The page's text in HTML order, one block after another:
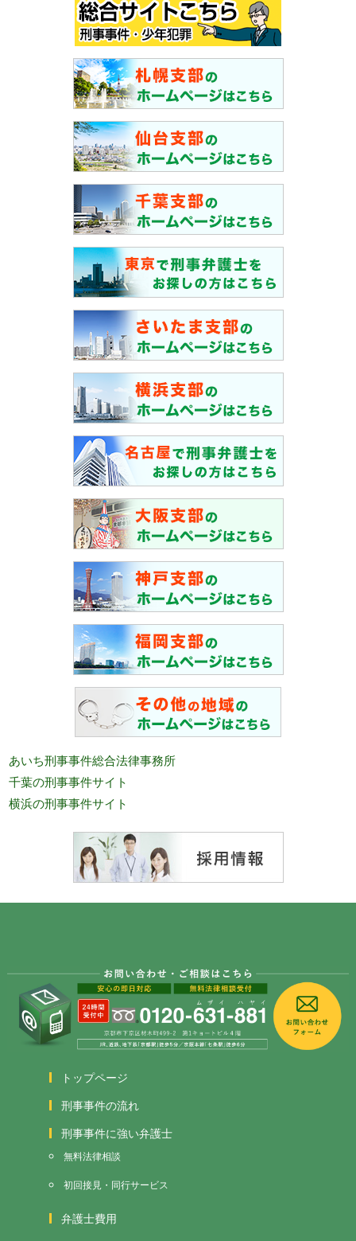
あいち刑事事件総合法律事務所
千葉の刑事事件サイト
横浜の刑事事件サイト
トップページ
刑事事件の流れ
刑事事件に強い弁護士
無料法律相談
初回接見・同行サービス
弁護士費用